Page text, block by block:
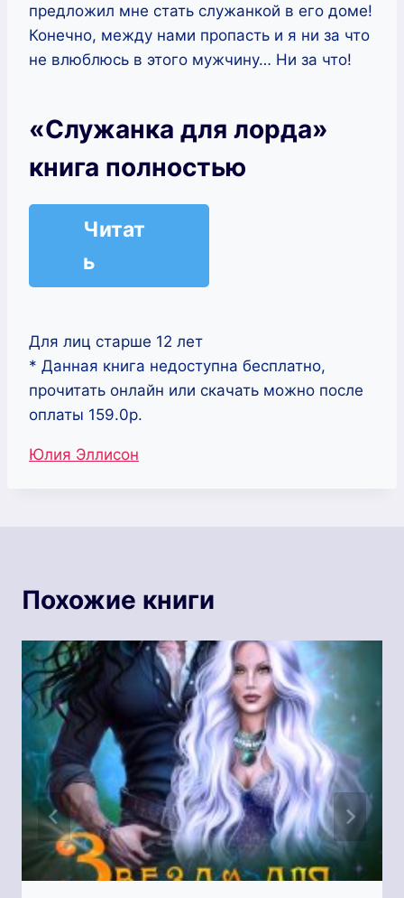
предложил мне стать служанкой в его доме!
Конечно, между нами пропасть и я ни за что
не влюблюсь в этого мужчину… Ни за что!
«Служанка для лорда»
книга полностью
Читат
ь
Для лиц старше 12 лет
* Данная книга недоступна бесплатно,
прочитать онлайн или скачать можно после
оплаты 159.0р.
Метки
Юлия Эллисон
Похожие книги